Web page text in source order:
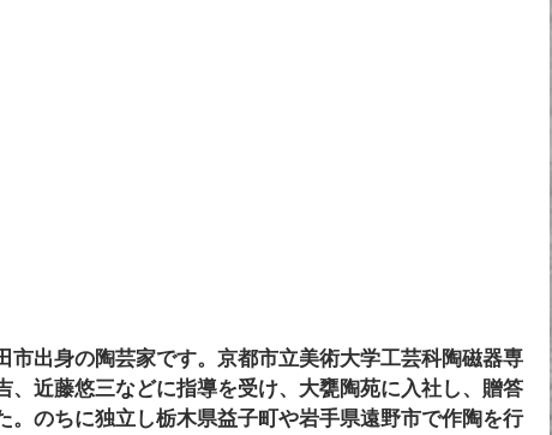
市出身の陶芸家です。京都市立美術大学工芸科陶磁器専
、近藤悠三などに指導を受け、大甕陶苑に入社し、贈答
。のちに独立し栃木県益子町や岩手県遠野市で作陶を行